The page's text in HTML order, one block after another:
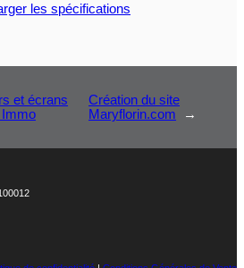
les spécifications
et écrans
Création du site
Maryflorin.com
→